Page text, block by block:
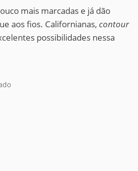
mais marcadas e já dão
aos fios. Californianas, contour
possibilidades nessa